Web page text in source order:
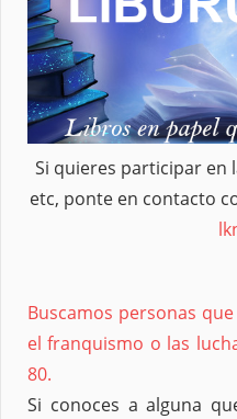
Si quieres participar en
etc, ponte en contacto
Buscamos personas
el franquismo o las
80.
Si conoces a alguna